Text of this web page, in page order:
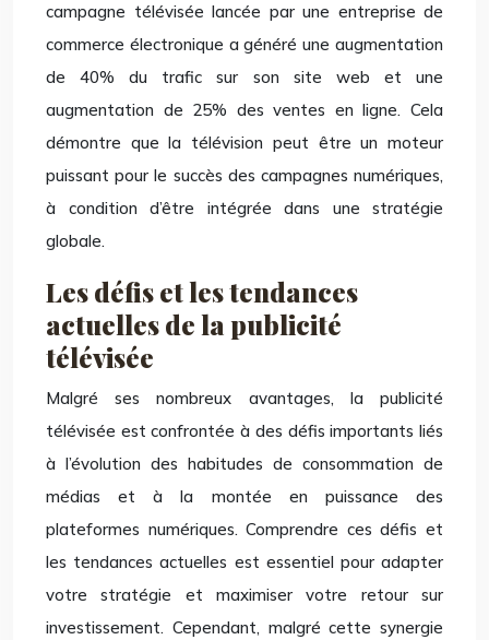
campagne télévisée lancée par une entreprise de
commerce électronique a généré une augmentation
de 40% du trafic sur son site web et une
augmentation de 25% des ventes en ligne. Cela
démontre que la télévision peut être un moteur
puissant pour le succès des campagnes numériques,
à condition d’être intégrée dans une stratégie
globale.
Les défis et les tendances
actuelles de la publicité
télévisée
Malgré ses nombreux avantages, la publicité
télévisée est confrontée à des défis importants liés
à l’évolution des habitudes de consommation de
médias et à la montée en puissance des
plateformes numériques. Comprendre ces défis et
les tendances actuelles est essentiel pour adapter
votre stratégie et maximiser votre retour sur
investissement. Cependant, malgré cette synergie